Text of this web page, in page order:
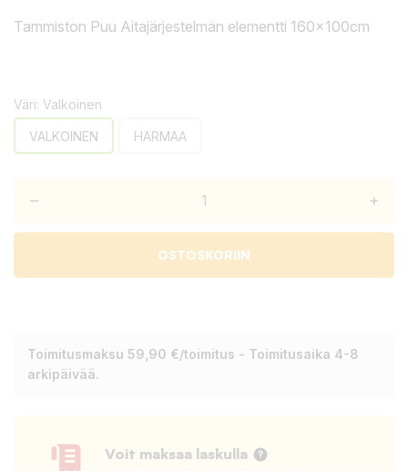
Tammiston Puu Aitajärjestelmän elementti 160x100cm
Väri: Valkoinen
VALKOINEN HARMAA
– +
OSTOSKORIIN
Toimitusmaksu 59,90 €/toimitus - Toimitusaika 4-8
arkipäivää.
Voit maksaa laskulla